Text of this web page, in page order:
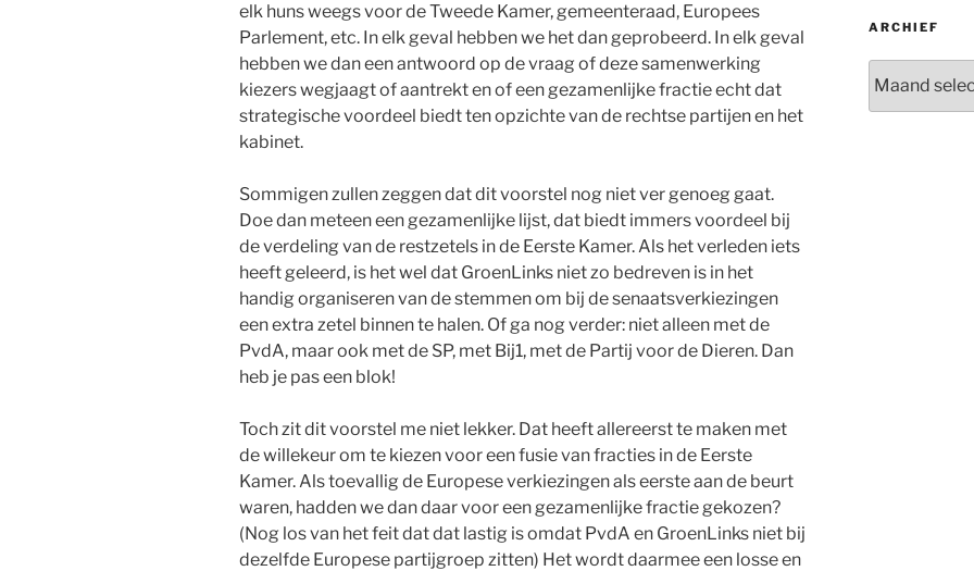
elk huns weegs voor de Tweede Kamer, gemeenteraad, Europees
Parlement, etc. In elk geval hebben we het dan geprobeerd. In elk geval
hebben we dan een antwoord op de vraag of deze samenwerking
kiezers wegjaagt of aantrekt en of een gezamenlijke fractie echt dat
strategische voordeel biedt ten opzichte van de rechtse partijen en het
kabinet.
Sommigen zullen zeggen dat dit voorstel nog niet ver genoeg gaat.
Doe dan meteen een gezamenlijke lijst, dat biedt immers voordeel bij
de verdeling van de restzetels in de Eerste Kamer. Als het verleden iets
heeft geleerd, is het wel dat GroenLinks niet zo bedreven is in het
handig organiseren van de stemmen om bij de senaatsverkiezingen
een extra zetel binnen te halen. Of ga nog verder: niet alleen met de
PvdA, maar ook met de SP, met Bij1, met de Partij voor de Dieren. Dan
heb je pas een blok!
Toch zit dit voorstel me niet lekker. Dat heeft allereerst te maken met
de willekeur om te kiezen voor een fusie van fracties in de Eerste
Kamer. Als toevallig de Europese verkiezingen als eerste aan de beurt
waren, hadden we dan daar voor een gezamenlijke fractie gekozen?
(Nog los van het feit dat dat lastig is omdat PvdA en GroenLinks niet bij
dezelfde Europese partijgroep zitten) Het wordt daarmee een losse en
ARCHIEF